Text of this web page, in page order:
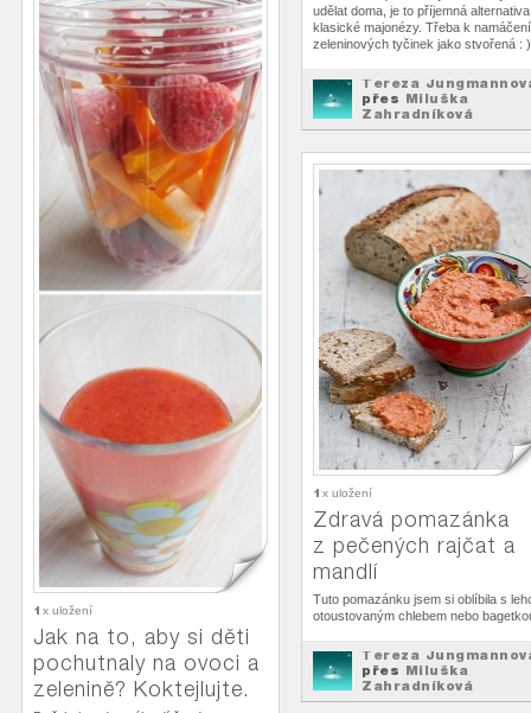
udělat doma, je to příjemná alternativa
klasické majonézy. Třeba k namáčení
zeleninových tyčinek jako stvořená : )
Tereza
přes Miluška
Zahradníková
naTop Recepty
1 x uložení
Jak na to, aby si děti
pochutnaly na ovoci a
zelenině? Koktejlujte.
1 x uložení
Zdravá pomazánka
z pečených rajčat a
mandlí
Tuto pomazánku jsem si oblíbila s
otoustovaným chlebem nebo
Tereza
přes Miluška
Zahradníková
naTop Recepty